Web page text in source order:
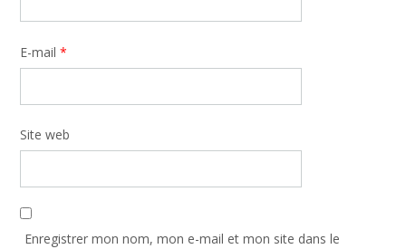
E-mail *
Site web
Enregistrer mon nom, mon e-mail et mon site dans le